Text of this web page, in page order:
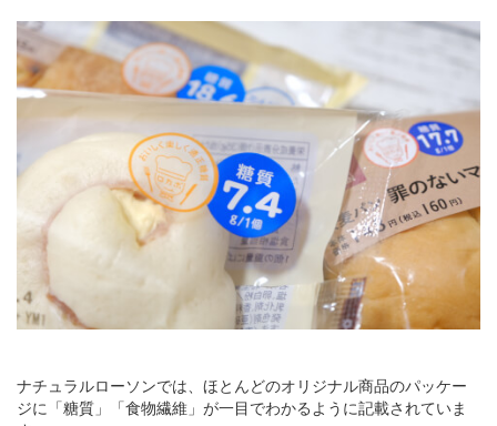
ナチュラルローソンでは、ほとんどのオリジナル商品のパッケー
ジに「糖質」「食物繊維」が一目でわかるように記載されていま